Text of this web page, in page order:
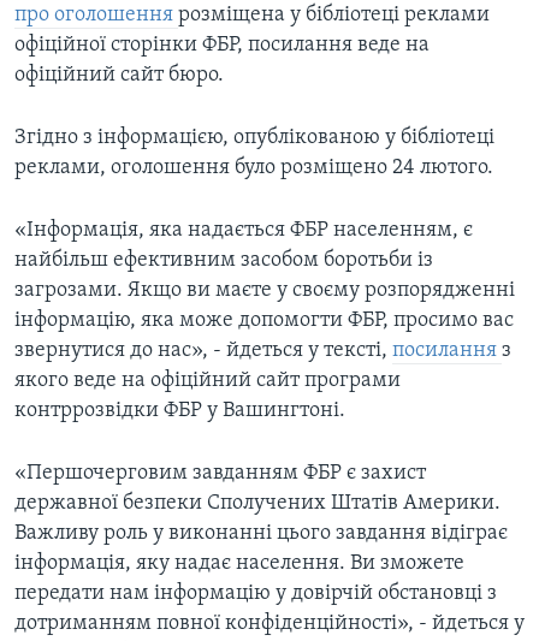
про оголошення розміщена у бібліотеці реклами
офіційної сторінки ФБР, посилання веде на
офіційний сайт бюро.
Згідно з інформацією, опублікованою у бібліотеці
реклами, оголошення було розміщено 24 лютого.
«Інформація, яка надається ФБР населенням, є
найбільш ефективним засобом боротьби із
загрозами. Якщо ви маєте у своєму розпорядженні
інформацію, яка може допомогти ФБР, просимо вас
звернутися до нас», - йдеться у тексті, посилання з
якого веде на офіційний сайт програми
контррозвідки ФБР у Вашингтоні.
«Першочерговим завданням ФБР є захист
державної безпеки Сполучених Штатів Америки.
Важливу роль у виконанні цього завдання відіграє
інформація, яку надає населення. Ви зможете
передати нам інформацію у довірчій обстановці з
дотриманням повної конфіденційності», - йдеться у